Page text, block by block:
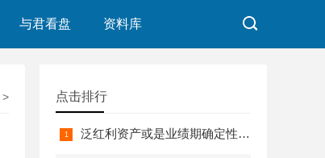
与君看盘 资料库
> 点击排行
泛红利资产或是业绩期确定性首选